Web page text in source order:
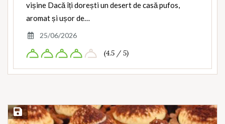
vișine Dacă îți dorești un desert de casă pufos,
aromat și ușor de…
25/06/2026
(4.5 / 5)
Save Recipe